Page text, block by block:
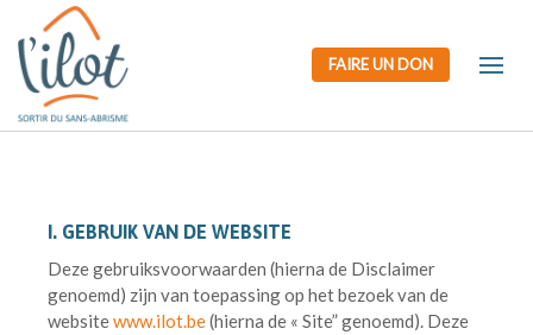
I. GEBRUIK VAN DE WEBSITE
Deze gebruiksvoorwaarden (hierna de Disclaimer
genoemd) zijn van toepassing op het bezoek van de
websitewww.ilot.be(hierna de « Site” genoemd). Deze
FAIRE UN DON